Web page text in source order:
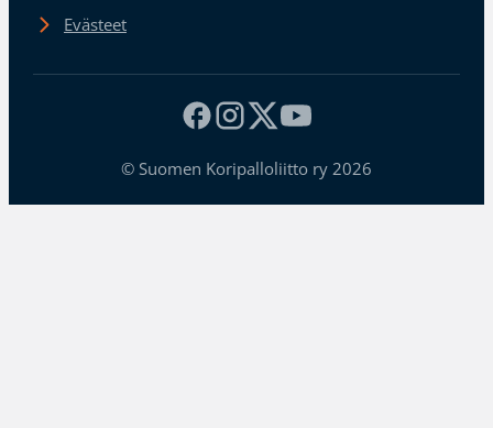
Evästeet
© Suomen Koripalloliitto ry 2026